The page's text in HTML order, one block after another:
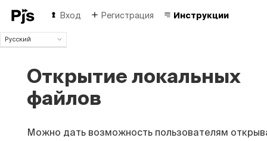
Вход Регистрация Инструкции
Русский
Español
Português (Brasil)
Deutsch
Italiano
Открытие локальных
файлов
Можно дать возможность пользователям